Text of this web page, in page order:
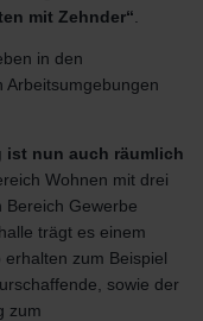
mit Zehnder“.
in den
Arbeitsumgebungen
ist nun auch räumlich
Wohnen mit drei
Bereich Gewerbe
trägt es einem
zum Beispiel
sowie der
zum